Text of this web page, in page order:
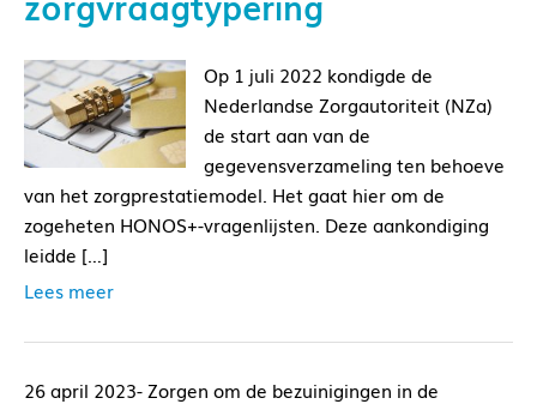
Op 1 juli 2022 kondigde de
Nederlandse Zorgautoriteit (NZa)
de start aan van de
gegevensverzameling ten behoeve
van het zorgprestatiemodel. Het gaat hier om de
zogeheten HONOS+-vragenlijsten. Deze aankondiging
leidde […]
Lees meer
26 april 2023- Zorgen om de bezuinigingen in de